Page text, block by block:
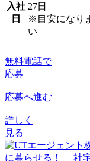
入社
日
27日
※目安になり
い
無料電話で
応募
応募へ進む
詳しく
見る